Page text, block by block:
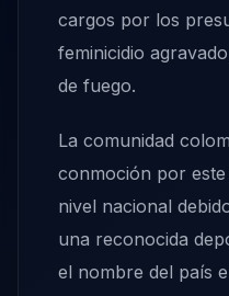
cargos por los
feminicidio
de fuego.
La comunidad
conmoción por
nivel nacional
una reconocida
el nombre del país